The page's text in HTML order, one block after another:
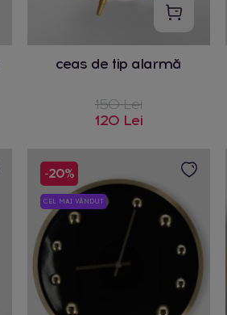
ceas de tip alarmă
150 Lei
120 Lei
-20%
CEL MAI VÂNDUT